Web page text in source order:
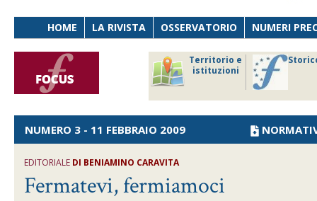
HOME LA RIVISTA OSSERVATORIO NUMERI
Territorio e
istituzioni
NUMERO 3 - 11 FEBBRAIO 2009
EDITORIALE DI BENIAMINO CARAVITA
Fermatevi, fermiamoci